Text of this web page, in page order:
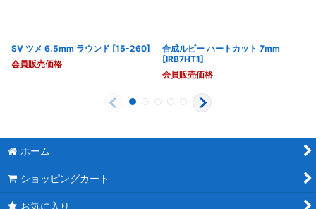
SV ツメ 6.5mm ラウンド [15-260]
会員販売価格
合成ルビー ハートカット 7mm
[IRB7HT1]
会員販売価格
ホーム
ショッピングカート
お気に入り